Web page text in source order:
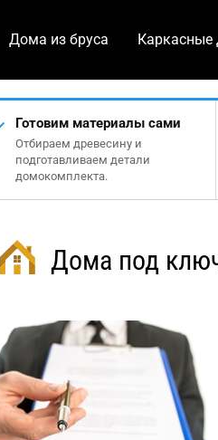
Дома из бруса Каркасные
Готовим материалы сами
Отбираем древесину и
подготавливаем детали
домокомплекта.
Дома под